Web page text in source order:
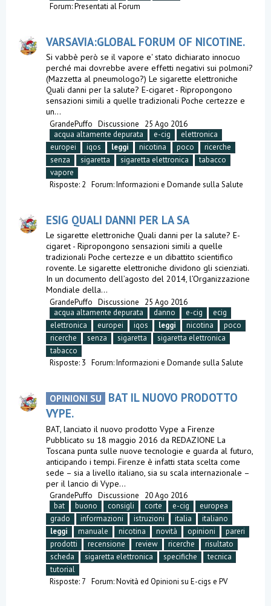
Forum:Presentati al Forum
VARSAVIA:GLOBAL FORUM OF NICOTINE.
Si vabbè però se il vapore e' stato dichiarato innocuo
perché mai dovrebbe avere effetti negativi sui polmoni?
(Mazzetta al pneumologo?) Le sigarette elettroniche
Quali danni per la salute? E-cigaret - Ripropongono
sensazioni simili a quelle tradizionali Poche certezze e
un...
GrandePuffo Discussione
25 Ago 2016
acqua altamente depurata
e-cig
elettronica
europei
iqos leggi nicotina poco
ricerche
senza
sigaretta sigaretta elettronica
tabacco
vapore
Risposte: 2 Forum:Informazioni e Domande sulla Salute
ESIG QUALI DANNI PER LA SA
Le sigarette elettroniche Quali danni per la salute? E-
cigaret - Ripropongono sensazioni simili a quelle
tradizionali Poche certezze e un dibattito scientifico
rovente. Le sigarette elettroniche dividono gli scienziati.
In un documento dell’agosto del 2014, l’Organizzazione
Mondiale della...
GrandePuffo Discussione
25 Ago 2016
acqua altamente depurata
danno e-cig
ecig
elettronica
europei iqos leggi nicotina
poco
ricerche
senza sigaretta
sigaretta elettronica
tabacco
Risposte: 3 Forum:Informazioni e Domande sulla Salute
OPINIONI SU
BAT IL NUOVO PRODOTTO
VYPE.
BAT, lanciato il nuovo prodotto Vype a Firenze
Pubblicato su 18 maggio 2016 da REDAZIONE La
Toscana punta sulle nuove tecnologie e guarda al futuro,
anticipando i tempi. Firenze è infatti stata scelta come
sede – sia a livello italiano, sia su scala internazionale –
per il lancio di Vype...
GrandePuffo Discussione
20 Ago 2016
bat
buono consigli corte e-cig
europea
grado
informazioni istruzioni italia
italiano
leggi
manuale nicotina novità opinioni
pareri
prodotti
recensione review ricerche
risultato
scheda
sigaretta elettronica specifiche
tecnica
tutorial
Risposte: 7 Forum:Novità ed Opinioni su E-cigs e PV